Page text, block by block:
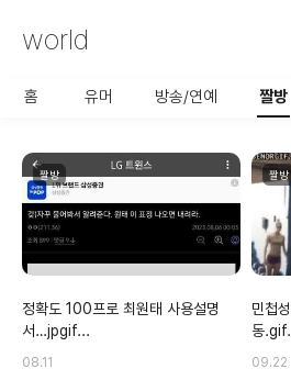
사용할 공유 링크를 선택 해 주
world
홈 유머 방송/연예 짤방
짤방
정확도 100프로 최원태 사용설명
서…jpgif...
08.11
짤방
민첩
동
09.22